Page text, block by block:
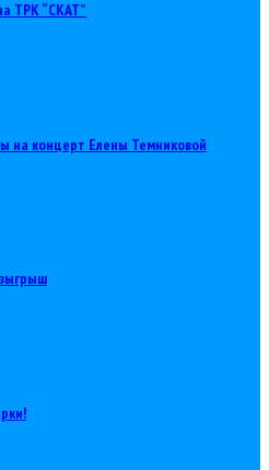
ТРК “СКАТ”
на концерт Елены Темниковой